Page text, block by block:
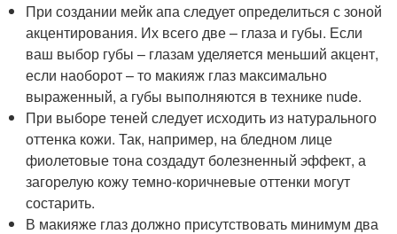
При создании мейк апа следует определиться с зоной
акцентирования. Их всего две – глаза и губы. Если
ваш выбор губы – глазам уделяется меньший акцент,
если наоборот – то макияж глаз максимально
выраженный, а губы выполняются в технике nude.
При выборе теней следует исходить из натурального
оттенка кожи. Так, например, на бледном лице
фиолетовые тона создадут болезненный эффект, а
загорелую кожу темно-коричневые оттенки могут
состарить.
В макияже глаз должно присутствовать минимум два